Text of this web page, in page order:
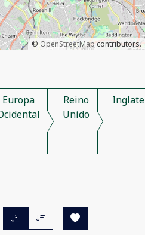
© OpenStreetMapcontributors.
Europa
Reino
Unido